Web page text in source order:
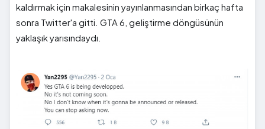
kaldırmak için makalesinin yayınlanmasından birkaç hafta
sonra Twitter'a gitti. GTA 6, geliştirme döngüsünün
yaklaşık yarısındaydı.